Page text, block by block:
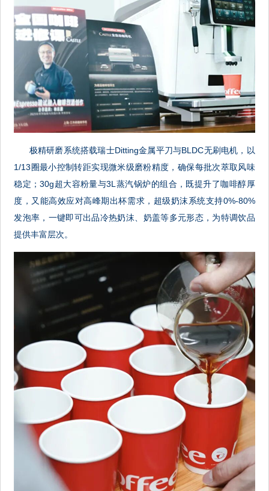
极精研磨系统搭载瑞士Ditting金属平刀与BLDC无刷电机，以
1/13圈最小控制转距实现微米级磨粉精度，确保每批次萃取风味
稳定；30g超大容粉量与3L蒸汽锅炉的组合，既提升了咖啡醇厚
度，又能高效应对高峰期出杯需求，超级奶沫系统支持0%-80%
发泡率，一键即可出品冷热奶沫、奶盖等多元形态，为特调饮品
提供丰富层次。